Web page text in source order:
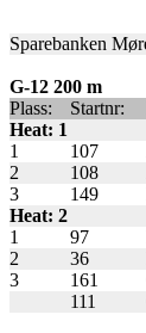
Sparebanken
G-12 200 m
Plass:
Startnr:
Heat: 1
1
107
2
108
3
149
Heat: 2
1
97
2
36
3
161
111